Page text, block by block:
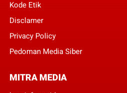
Kode Etik
Disclamer
Privacy Policy
Pedoman Media Siber
MITRA MEDIA